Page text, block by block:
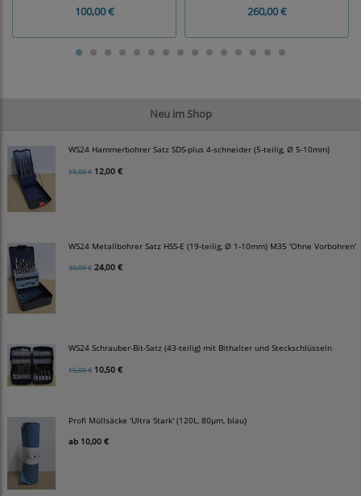
Neu im Shop
WS24 Hammerbohrer Satz SDS-plus 4-schneider (5-teilig, Ø 5-10mm)
15,00 € 12,00 €
WS24 Metallbohrer Satz HSS-E (19-teilig, Ø 1-10mm) M35 'Ohne Vorbohren'
30,00 € 24,00 €
WS24 Schrauber-Bit-Satz (43-teilig) mit Bithalter und Steckschlüsseln
15,00 € 10,50 €
Profi Müllsäcke 'Ultra Stark' (120L, 80µm, blau)
ab 10,00 €
100,00 € 260,00 €